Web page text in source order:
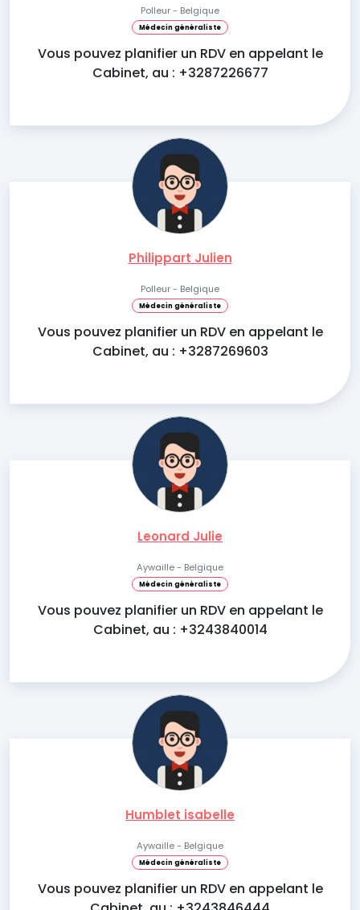
Polleur - Belgique
Médecin généraliste
Vous pouvez planifier un RDV en appelant le
Cabinet, au : +3287226677
Philippart Julien
Polleur - Belgique
Médecin généraliste
Vous pouvez planifier un RDV en appelant le
Cabinet, au : +3287269603
Leonard Julie
Aywaille - Belgique
Médecin généraliste
Vous pouvez planifier un RDV en appelant le
Cabinet, au : +3243840014
Humblet isabelle
Aywaille - Belgique
Médecin généraliste
Vous pouvez planifier un RDV en appelant le